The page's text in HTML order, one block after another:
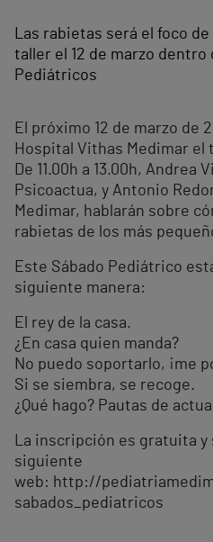
Las rabietas será el foco
taller el 12 de marzo dentro
Pediátricos
El próximo 12 de marzo de
Hospital Vithas Medimar el
De 11.00h a 13.00h, Andrea
Psicoactua, y Antonio
Medimar, hablarán sobre
rabietas de los más
Este Sábado Pediátrico
siguiente manera:
El rey de la casa.
¿En casa quien manda?
No puedo soportarlo, ¡me
Si se siembra, se recoge.
¿Qué hago? Pautas de
La inscripción es gratuita
siguiente
web: http://
sabados_pediatricos